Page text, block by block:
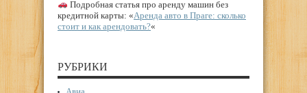
Подробная статья про аренду машин без
кредитной карты: «Аренда авто в Праге: сколько
стоит и как арендовать?«
РУБРИКИ